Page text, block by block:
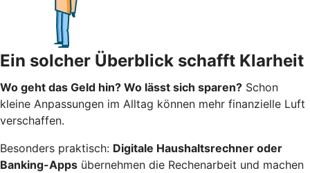
Ein solcher Überblick schafft Klarheit
Wo geht das Geld hin? Wo lässt sich sparen? Schon
kleine Anpassungen im Alltag können mehr finanzielle Luft
verschaffen.
Besonders praktisch: Digitale Haushaltsrechner oder
Banking-Apps übernehmen die Rechenarbeit und machen